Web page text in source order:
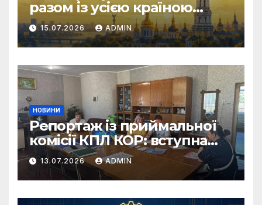
разом із усією країною
відзначає День
Державності України!
15.07.2026 ADMIN
НОВИНИ
Репортаж із приймальної
комісії КПЛ КОР: вступна
кампанія 2026 у самому
розпалі!
13.07.2026 ADMIN